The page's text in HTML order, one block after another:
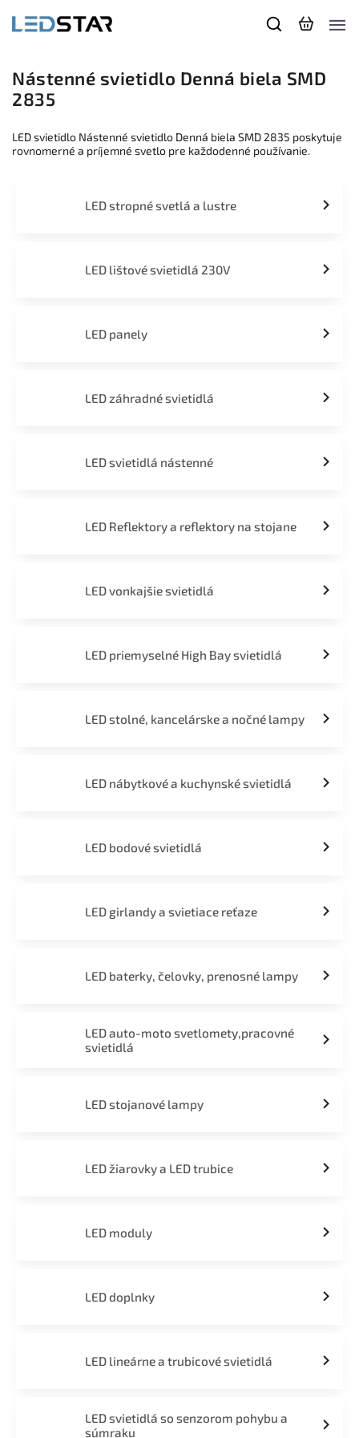
Nástenné svietidlo Denná biela SMD
2835
LED svietidlo Nástenné svietidlo Denná biela SMD 2835 poskytuje
rovnomerné a príjemné svetlo pre každodenné používanie.
LED stropné svetlá a lustre
LED lištové svietidlá 230V
LED panely
LED záhradné svietidlá
LED svietidlá nástenné
LED Reflektory a reflektory na stojane
LED vonkajšie svietidlá
LED priemyselné High Bay svietidlá
LED stolné, kancelárske a nočné lampy
LED nábytkové a kuchynské svietidlá
LED bodové svietidlá
LED girlandy a svietiace reťaze
LED baterky, čelovky, prenosné lampy
LED auto-moto svetlomety,pracovné
svietidlá
LED stojanové lampy
LED žiarovky a LED trubice
LED moduly
LED doplnky
LED lineárne a trubicové svietidlá
LED svietidlá so senzorom pohybu a
súmraku